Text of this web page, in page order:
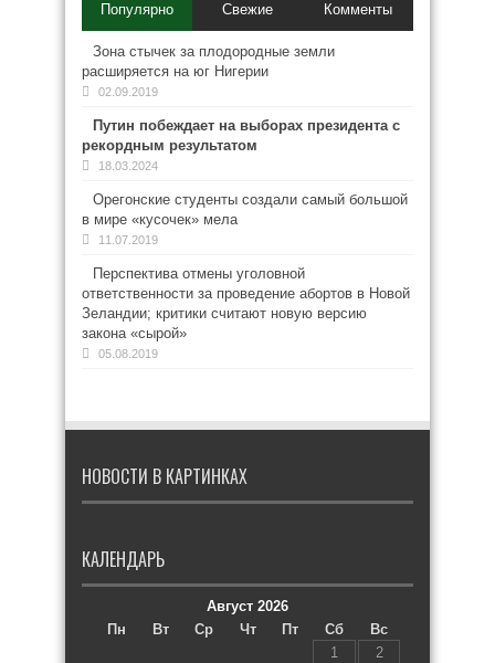
Популярно Свежие Комменты
Зона стычек за плодородные земли
расширяется на юг Нигерии
02.09.2019
Путин побеждает на выборах президента с
рекордным результатом
18.03.2024
Орегонские студенты создали самый большой
в мире «кусочек» мела
11.07.2019
Перспектива отмены уголовной
ответственности за проведение абортов в Новой
Зеландии; критики считают новую версию
закона «сырой»
05.08.2019
НОВОСТИ В КАРТИНКАХ
КАЛЕНДАРЬ
Август 2026
Пн
Вт Ср Чт Пт Сб
Вс
1
2